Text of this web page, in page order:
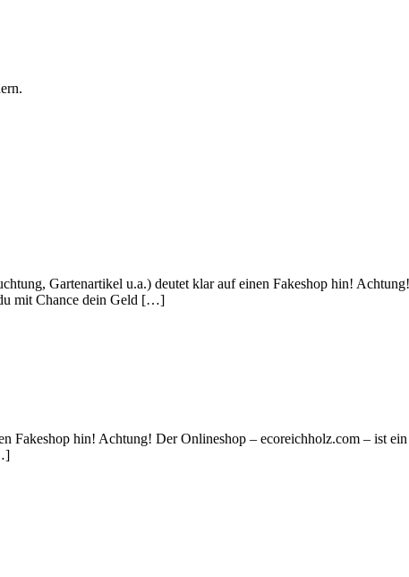
Gartenartikel u.a.) deutet klar auf einen Fakeshop hin!
mit Chance dein Geld […]
Fakeshop hin! Achtung! Der Onlineshop – ecoreichholz.com – ist